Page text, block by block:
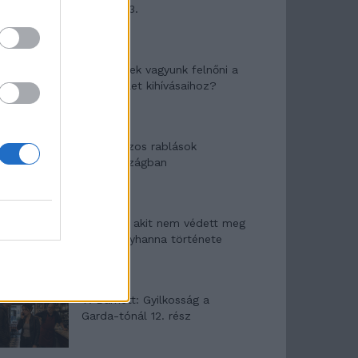
mítosza 3.
Képtelenek vagyunk felnőni a
felnőtt élet kihívásaihoz?
Altatógázos rablások
Olaszországban
A kislány, akit nem védett meg
senki – Lyhanna története
T. Barnett: Gyilkosság a
Garda-tónál 12. rész